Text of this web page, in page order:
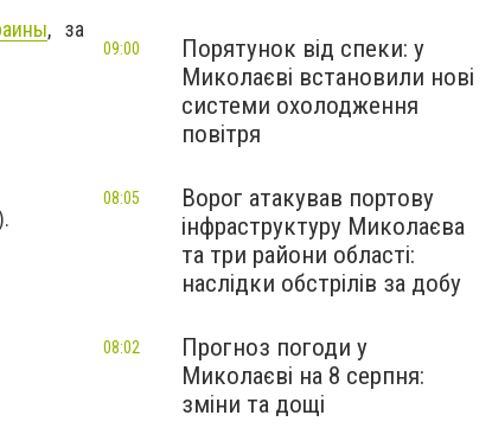
, за
Порятунок від спеки: у
Миколаєві встановили нові
системи охолодження
повітря
09:00
Ворог атакував портову
інфраструктуру Миколаєва
та три райони області:
наслідки обстрілів за добу
08:05
Прогноз погоди у
Миколаєві на 8 серпня:
зміни та дощі
08:02